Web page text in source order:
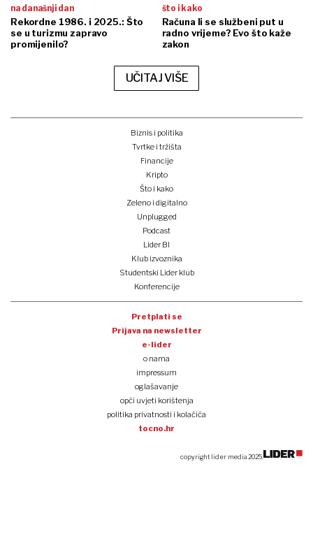
na današnji dan
Rekordne 1986. i 2025.: Što
se u turizmu zapravo
promijenilo?
što i kako
Računa li se službeni put u
radno vrijeme? Evo što kaže
zakon
UČITAJ VIŠE
Biznis i politika
Tvrtke i tržišta
Financije
Kripto
Što i kako
Zeleno i digitalno
Unplugged
Podcast
Lider BI
Klub izvoznika
Studentski Lider klub
Konferencije
Pretplati se
Prijava na newsletter
e-lider
o nama
impressum
oglašavanje
opći uvjeti korištenja
politika privatnosti i kolačića
tocno.hr
copyright lider media 2025.